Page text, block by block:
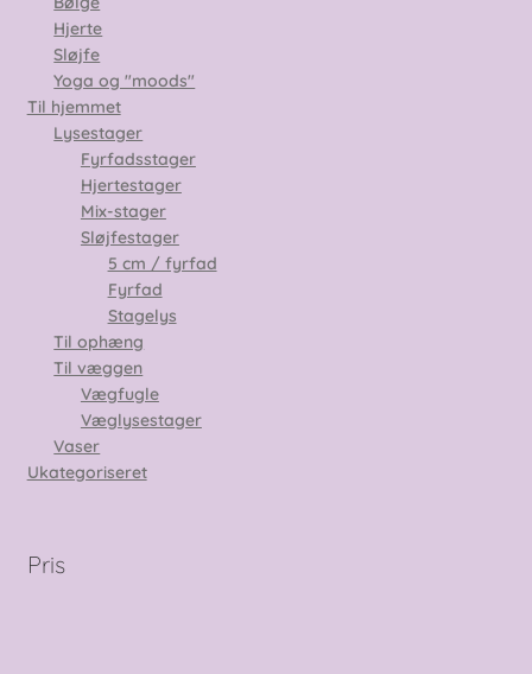
Hjerte
Sløjfe
Yoga og "moods"
Til hjemmet
Lysestager
Fyrfadsstager
Hjertestager
Mix-stager
Sløjfestager
5 cm / fyrfad
Fyrfad
Stagelys
Til ophæng
Til væggen
Vægfugle
Væglysestager
Vaser
Ukategoriseret
Pris